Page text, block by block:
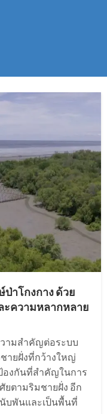
าโกงกาง ด้วย
ะความหลากหลาย
วามสำคัญต่อระบบ
ายฝั่งที่กว้างใหญ่
องกันที่สำคัญในการ
ตามริมชายฝั่ง อีก
บพันและเป็นพื้นที่